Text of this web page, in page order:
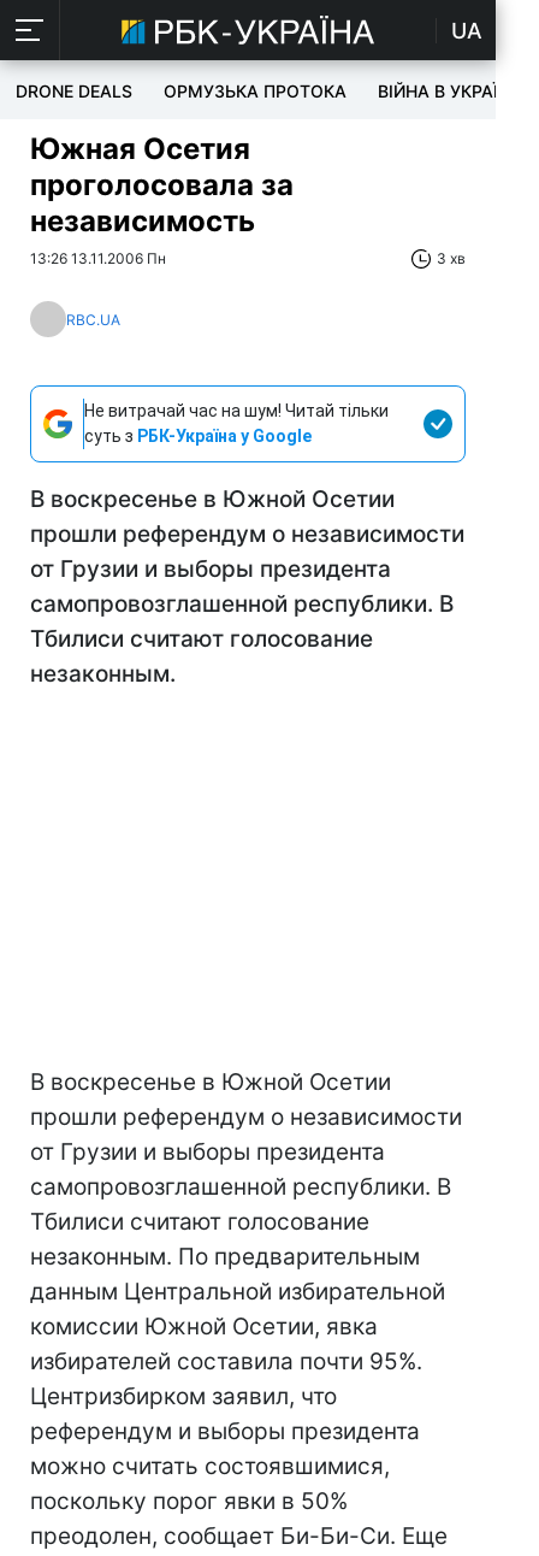
UA
DRONE DEALS ОРМУЗЬКА ПРОТОКА ВІЙНА В УКРАЇНІ
Южная Осетия
проголосовала за
независимость
13:26 13.11.2006 Пн 3 хв
RBC.UA
Не витрачай час на шум! Читай тільки
суть з РБК-Україна у Google
В воскресенье в Южной Осетии
прошли референдум о независимости
от Грузии и выборы президента
самопровозглашенной республики. В
Тбилиси считают голосование
незаконным.
В воскресенье в Южной Осетии
прошли референдум о независимости
от Грузии и выборы президента
самопровозглашенной республики. В
Тбилиси считают голосование
незаконным. По предварительным
данным Центральной избирательной
комиссии Южной Осетии, явка
избирателей составила почти 95%.
Центризбирком заявил, что
референдум и выборы президента
можно считать состоявшимися,
поскольку порог явки в 50%
преодолен, сообщает Би-Би-Си. Еще